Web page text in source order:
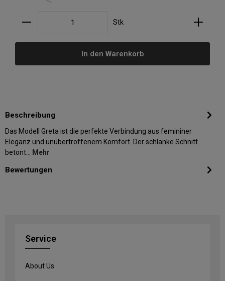
Produkt Anzahl: Gib den gewünschten Wert ein
Stk
In den Warenkorb
Beschreibung
Das Modell Greta ist die perfekte Verbindung aus femininer
Eleganz und unübertroffenem Komfort. Der schlanke Schnitt
betont…
Mehr
Bewertungen
Service
About Us